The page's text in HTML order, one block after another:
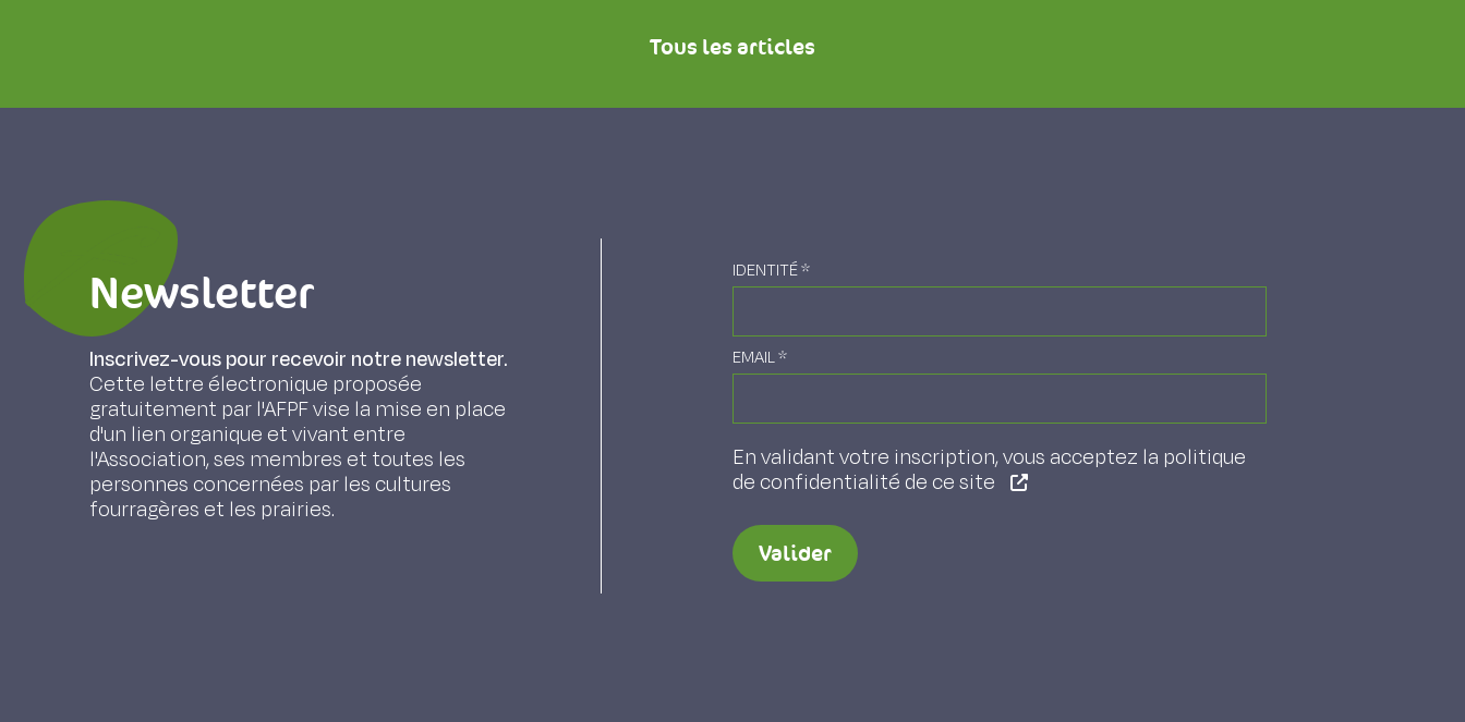
Tous les articles
Newsletter
Inscrivez-vous pour recevoir notre newsletter.
Cette lettre électronique proposée
gratuitement par l'AFPF vise la mise en place
d'un lien organique et vivant entre
l'Association, ses membres et toutes les
personnes concernées par les cultures
fourragères et les prairies.
IDENTITÉ*
EMAIL*
En validant votre inscription, vous acceptez la politique
de confidentialité de ce site
Valider